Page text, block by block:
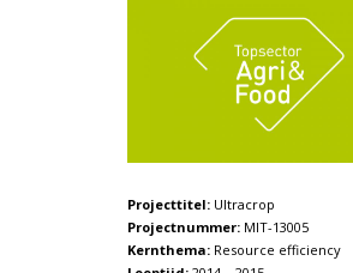
Projecttitel:Ultracrop
Projectnummer:MIT-13005
Kernthema:Resource efficiency